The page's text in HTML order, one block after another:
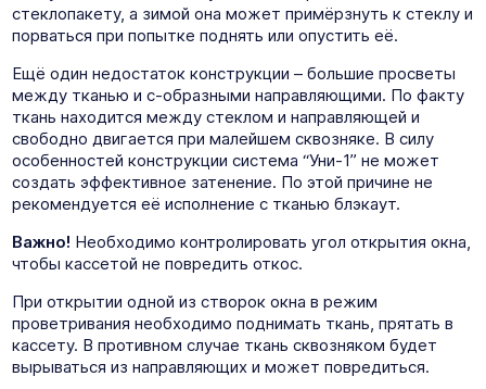
стеклопакету, а зимой она может примёрзнуть к стеклу и
порваться при попытке поднять или опустить её.
Ещё один недостаток конструкции – большие просветы
между тканью и с-образными направляющими. По факту
ткань находится между стеклом и направляющей и
свободно двигается при малейшем сквозняке. В силу
особенностей конструкции система “Уни-1” не может
создать эффективное затенение. По этой причине не
рекомендуется её исполнение с тканью блэкаут.
Важно! Необходимо контролировать угол открытия окна,
чтобы кассетой не повредить откос.
При открытии одной из створок окна в режим
проветривания необходимо поднимать ткань, прятать в
кассету. В противном случае ткань сквозняком будет
вырываться из направляющих и может повредиться.